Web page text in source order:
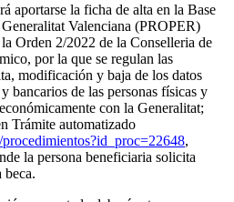
aportarse la ficha de alta en la Base
Valenciana (PROPER)
Orden 2/2022 de la Conselleria de
por la que se regulan las
modificación y baja de los datos
bancarios de las personas físicas y
con la Generalitat;
Trámite automatizado
,
la persona beneficiaria solicita
beca.